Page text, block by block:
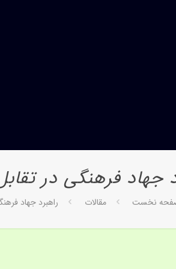
جهاد فرهنگى در
نخست مقالات راهبرد جهاد